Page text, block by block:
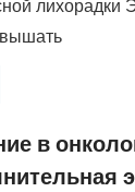
лихорадки
в